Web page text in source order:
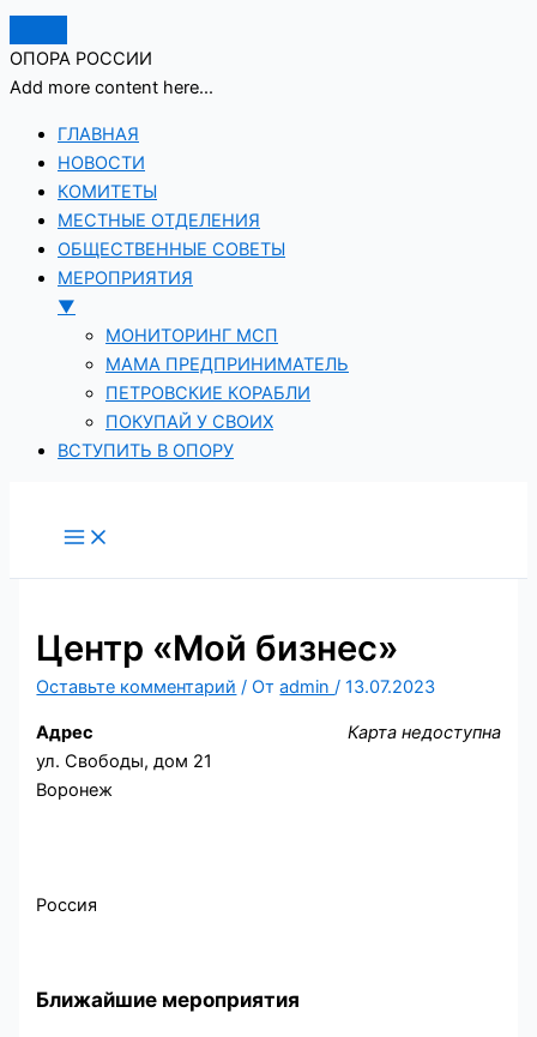
ОПОРА РОССИИ
Add more content here...
ГЛАВНАЯ
НОВОСТИ
КОМИТЕТЫ
МЕСТНЫЕ ОТДЕЛЕНИЯ
ОБЩЕСТВЕННЫЕ СОВЕТЫ
МЕРОПРИЯТИЯ
▼
МОНИТОРИНГ МСП
МАМА ПРЕДПРИНИМАТЕЛЬ
ПЕТРОВСКИЕ КОРАБЛИ
ПОКУПАЙ У СВОИХ
ВСТУПИТЬ В ОПОРУ
Центр «Мой бизнес»
Оставьте комментарий / Отadmin/13.07.2023
Карта недоступна
Адрес
ул. Свободы, дом 21
Воронеж
Россия
Ближайшие мероприятия